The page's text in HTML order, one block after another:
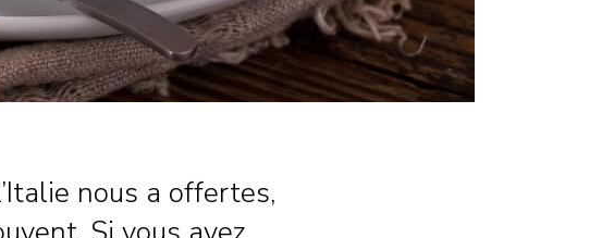
nous a offertes,